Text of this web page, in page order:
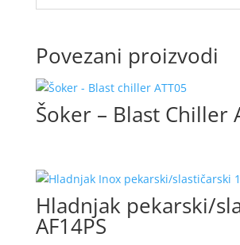
Povezani proizvodi
Šoker – Blast Chiller
Hladnjak pekarski/
AF14PS